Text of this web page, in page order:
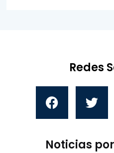
Redes
Noticias